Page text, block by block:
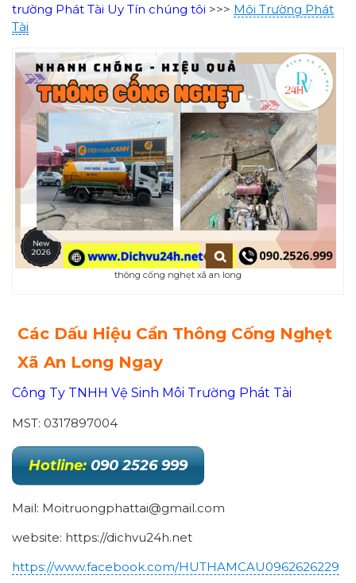
trường Phát Tài Uy Tín chúng tôi >>> Môi Trường Phát
Tài
thông cống nghẹt xã an long
Các Dấu Hiệu Cần Thông Cống Nghẹt
Xã An Long Ngay
Công Ty TNHH Vệ Sinh Môi Trường Phát Tài
MST: 0317897004
Hotline: 090 2526 999
Mail: Moitruongphattai@gmail.com
website: https://dichvu24h.net
https://www.facebook.com/HUTHAMCAU0962626229